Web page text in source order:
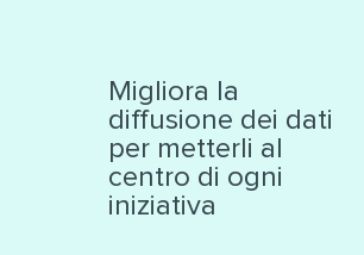
Migliora la
diffusione dei dati
per metterli al
centro di ogni
iniziativa